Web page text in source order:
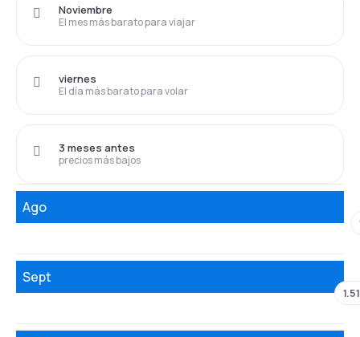
El mes más barato para viajar
Noviembre
El día más barato para volar
viernes
precios más bajos
3 meses antes
Ago
Sept